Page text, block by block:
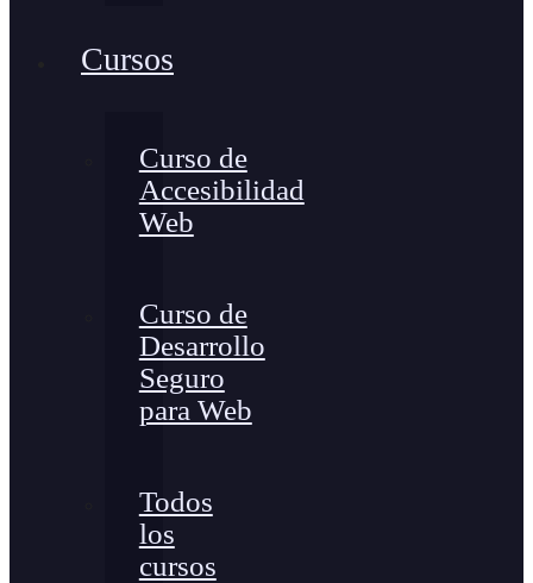
Cursos
Curso de
Accesibilidad
Web
Curso de
Desarrollo
Seguro
para Web
Todos
los
cursos